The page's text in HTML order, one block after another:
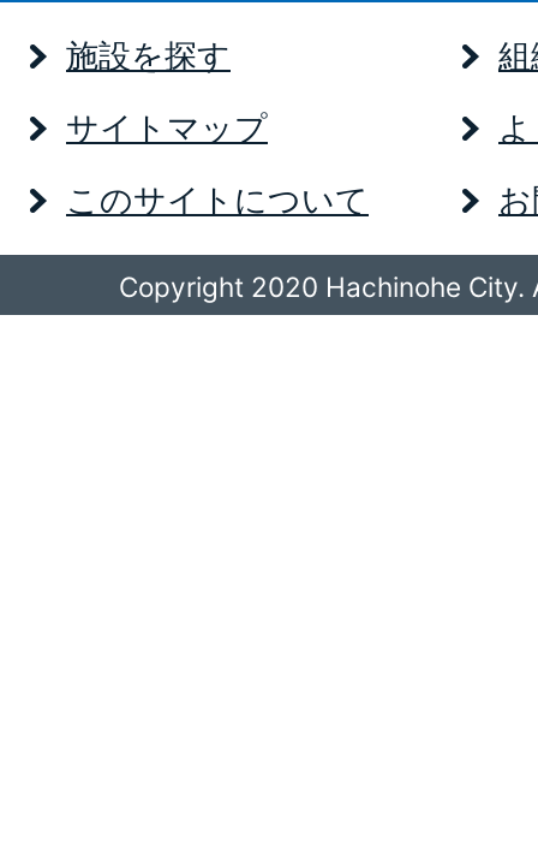
施設を探す
サイトマップ
このサイトについて
Copyright 2020 Hachinohe City.